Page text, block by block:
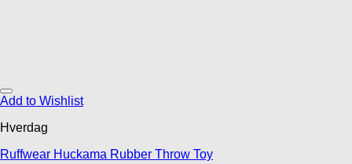
Add to Wishlist
Hverdag
Ruffwear Huckama Rubber Throw Toy